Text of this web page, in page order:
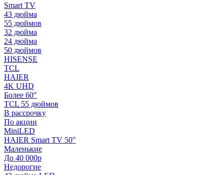
Smart TV
43 дюйма
55 дюймов
32 дюйма
24 дюйма
50 дюймов
HISENSE
TCL
HAIER
4K UHD
Более 60"
TCL 55 дюймов
В рассрочку
По акции
MiniLED
HAIER Smart TV 50"
Маленькие
До 40 000р
Недорогие